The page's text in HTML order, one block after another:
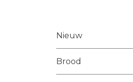
Nieuw
Brood